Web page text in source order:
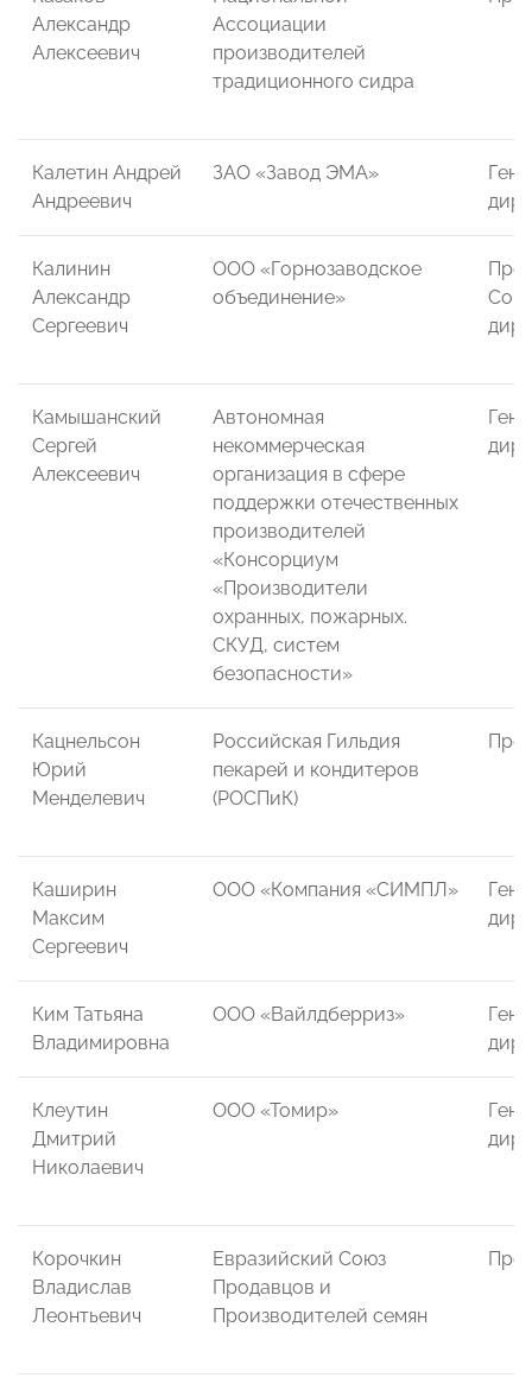
Александр
Алексеевич
Ассоциации
производителей
традиционного сидра
Калетин Андрей
Андреевич
ЗАО «Завод ЭМА»
Калинин
Александр
Сергеевич
ООО «Горнозаводское
объединение»
Камышанский
Сергей
Алексеевич
Автономная
некоммерческая
организация в сфере
поддержки отечественных
производителей
«Консорциум
«Производители
охранных, пожарных.
СКУД, систем
безопасности»
Кацнельсон
Юрий
Менделевич
Российская Гильдия
пекарей и кондитеров
(РОСПиК)
Каширин
Максим
Сергеевич
ООО «Компания «СИМПЛ»
Ким Татьяна
Владимировна
ООО «Вайлдберриз»
Клеутин
Дмитрий
Николаевич
ООО «Томир»
Корочкин
Владислав
Леонтьевич
Евразийский Союз
Продавцов и
Производителей семян